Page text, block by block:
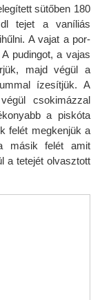
sütőben 180
tejet a vaníliás
A vajat a por-
pudingot, a vajas
majd végül a
ízesítjük. A
csokimázzal
a piskóta
felét megkenjük a
másik felét amit
a tetejét olvasztott